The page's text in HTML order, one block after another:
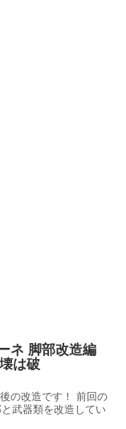
ネ 脚部改造編
は破
の改造です！ 前回の
武器類を改造してい